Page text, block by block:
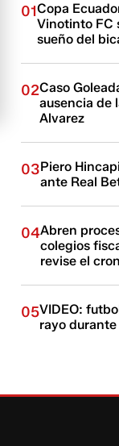
01Copa
Vinotinto FC
sueño del
02Caso
ausencia de
Alvarez
03Piero
ante Real
04Abren
colegios
revise el
05VIDEO:
rayo